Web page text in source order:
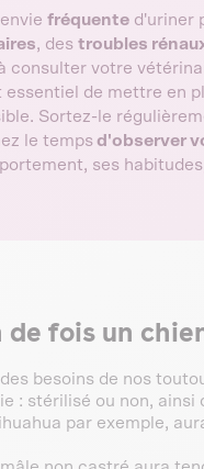
fréquente d'uriner
, des troubles
consulter votre
essentiel de mettre en
Sortez-le
le tempsd'observer
ses
de fois un
des besoins de nos
: stérilisé ou non,
par exemple,